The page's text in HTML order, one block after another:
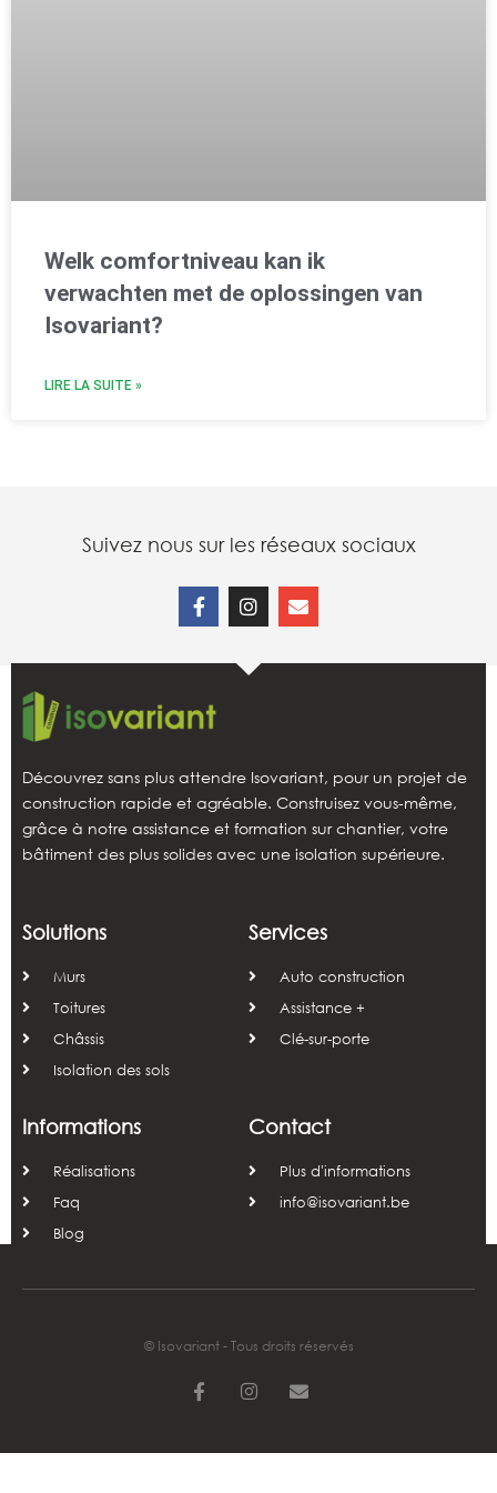
Welk comfortniveau kan ik
verwachten met de oplossingen van
Isovariant?
LIRE LA SUITE »
Suivez nous sur les réseaux sociaux
Découvrez sans plus attendre Isovariant, pour un projet de
construction rapide et agréable. Construisez vous-même,
grâce à notre assistance et formation sur chantier, votre
bâtiment des plus solides avec une isolation supérieure.
Solutions
Murs
Toitures
Châssis
Isolation des sols
Services
Auto construction
Assistance +
Clé-sur-porte
Informations
Réalisations
Faq
Blog
Contact
Plus d'informations
info@isovariant.be
© Isovariant - Tous droits réservés